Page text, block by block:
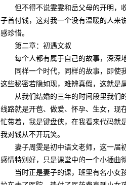
但不得不说雯雯和岳父母的开明，收
子首付钱，这对我一个没有温暖的人来
感珍惜。
第二章：初遇文叔
每个人都有属于自己的故事，深深地
同样一个时代，同样的故事，即使
这些秘密若隐如现，难辨真假，这就是
从我们结婚的三年的时间段里我们
线路就是开苞、做爱、怀孕、生女，现
忙带着，我是键盘侠，在我看来代码就
我对钱从不开玩笑。
妻子周雯是初中语文老师，这一届
感情特别好，只是课堂中的一个小插曲
当时正是妻子的课，班里有名小女